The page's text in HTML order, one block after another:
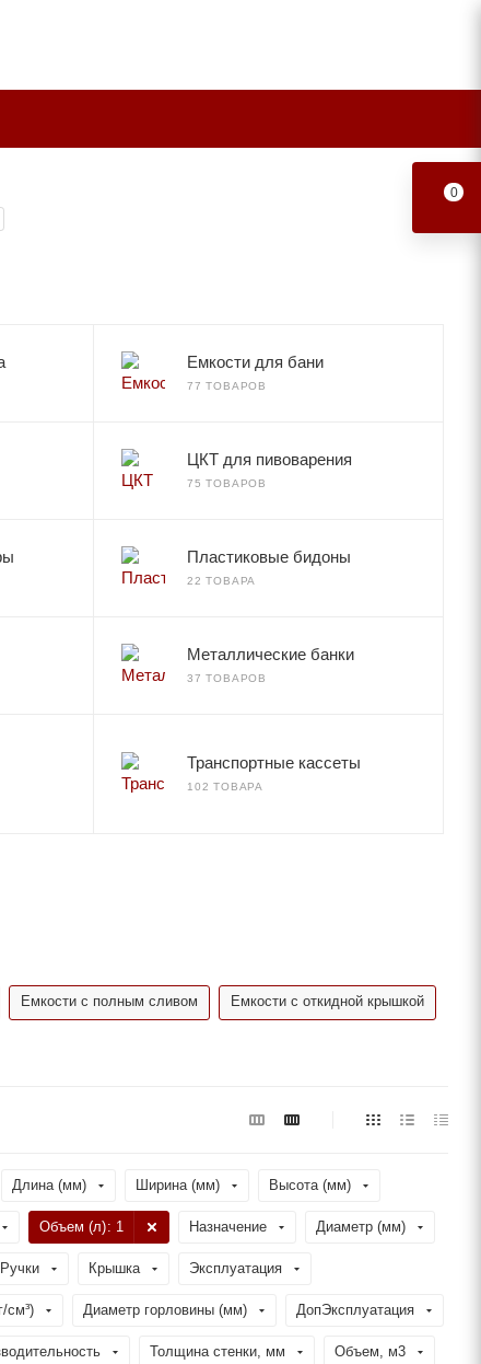
Емкости для бани
77 ТОВАРОВ
ЦКТ для пивоварения
75 ТОВАРОВ
Пластиковые бидоны
22 ТОВАРА
Металлические банки
37 ТОВАРОВ
Транспортные кассеты
102 ТОВАРА
Емкости с полным сливом Емкости с откидной крышкой
Длина (мм) Ширина (мм) Высота (мм)
Объем (л): 1 Назначение Диаметр (мм)
Ручки Крышка Эксплуатация
см³) Диаметр горловины (мм) ДопЭксплуатация
Толщина стенки, мм Объем, м3
0